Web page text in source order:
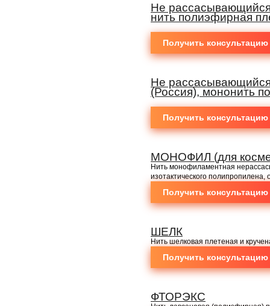
Не
нить полиэфирная
Получить консультацию
Не
(Россия), мононить
Получить консультацию
МОНОФИЛ (для
Нить монофиламентная
изотактического
Получить консультацию
ШЕЛК
Нить шелковая плетеная и
Получить консультацию
ФТОРЭКС